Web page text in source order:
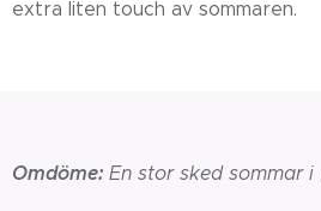
extra liten touch av sommaren.
Omdöme: En stor sked sommar